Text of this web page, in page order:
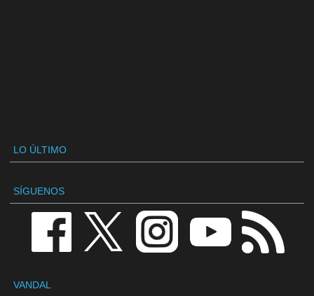
LO ÚLTIMO
SÍGUENOS
VANDAL